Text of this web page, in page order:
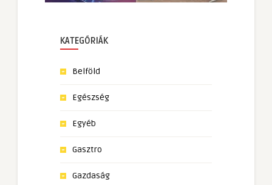
KATEGÓRIÁK
Belföld
Egészség
Egyéb
Gasztro
Gazdaság